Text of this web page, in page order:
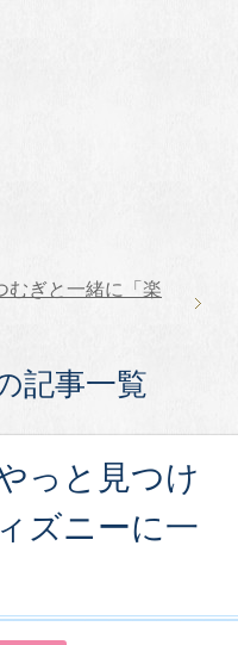
むぎと一緒に「楽
記事一覧
っと見つけ
ズニーに一